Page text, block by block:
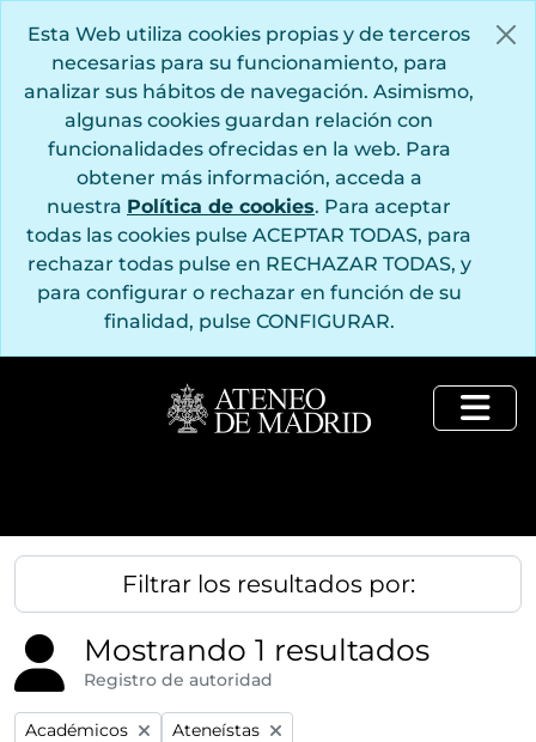
Esta Web utiliza cookies propias y de terceros
necesarias para su funcionamiento, para
analizar sus hábitos de navegación. Asimismo,
algunas cookies guardan relación con
funcionalidades ofrecidas en la web. Para
obtener más información, acceda a
nuestra Política de cookies. Para aceptar
todas las cookies pulse ACEPTAR TODAS, para
rechazar todas pulse en RECHAZAR TODAS, y
para configurar o rechazar en función de su
finalidad, pulse CONFIGURAR.
Filtrar los resultados por:
Mostrando 1 resultados
Registro de autoridad
Remove filter:
Académicos Remove filter:
Ateneístas